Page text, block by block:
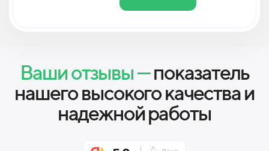
Ваши отзывы —показатель
нашего высокого качества и
надежной работы